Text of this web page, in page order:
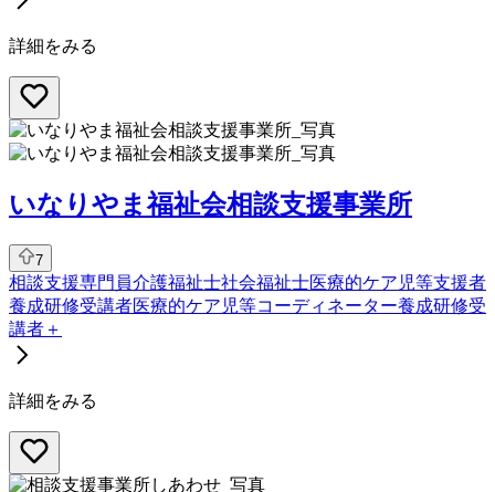
詳細をみる
いなりやま福祉会相談支援事業所
7
相談支援専門員介護福祉士社会福祉士医療的ケア児等支援者
養成研修受講者医療的ケア児等コーディネーター養成研修受
講者＋
詳細をみる